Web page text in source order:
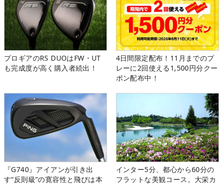
プロギアのRS DUOはFW・UT
も完成度が高く購入者続出！
4日間限定配布！11月までのプ
レーに2回使える1,500円分クー
ポン配布中！
『G740』アイアンが引き出
す“反則級”の寛容性と飛びは本
インター5分、都心から60分の
フラットな美観コース。大栄カ